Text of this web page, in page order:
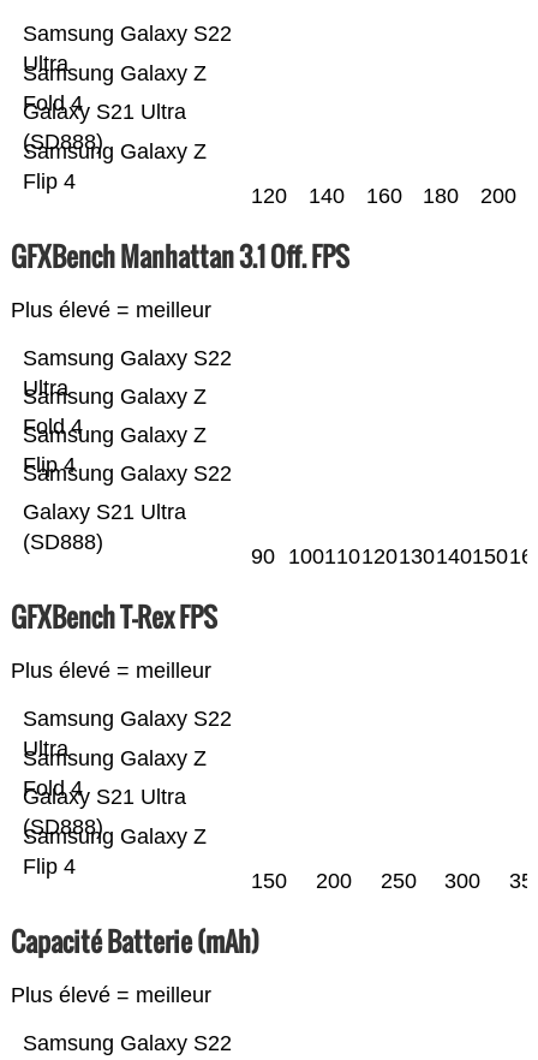
Samsung Galaxy Z
Flip 4
Galaxy S21 Ultra
(SD888)
Samsung Galaxy Z
Fold 4
Samsung Galaxy S22
Ultra
120 140 160 180 200
GFXBench Manhattan 3.1 Off. FPS
Plus élevé = meilleur
Galaxy S21 Ultra
(SD888)
Samsung Galaxy S22
Samsung Galaxy Z
Flip 4
Samsung Galaxy Z
Fold 4
Samsung Galaxy S22
Ultra
90 100110120130140150
GFXBench T-Rex FPS
Plus élevé = meilleur
Samsung Galaxy Z
Flip 4
Galaxy S21 Ultra
(SD888)
Samsung Galaxy Z
Fold 4
Samsung Galaxy S22
Ultra
150 200 250 300
Capacité Batterie (mAh)
Plus élevé = meilleur
Samsung Galaxy S22